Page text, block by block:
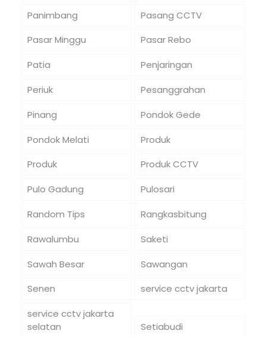
Panimbang
Pasang CCTV
Pasar Minggu
Pasar Rebo
Patia
Penjaringan
Periuk
Pesanggrahan
Pinang
Pondok Gede
Pondok Melati
Produk
Produk
Produk CCTV
Pulo Gadung
Pulosari
Random Tips
Rangkasbitung
Rawalumbu
Saketi
Sawah Besar
Sawangan
Senen
service cctv jakarta
service cctv jakarta
selatan
Setiabudi